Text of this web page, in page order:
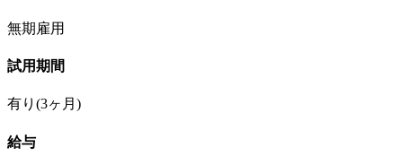
無期雇用
試用期間
有り(3ヶ月)
給与